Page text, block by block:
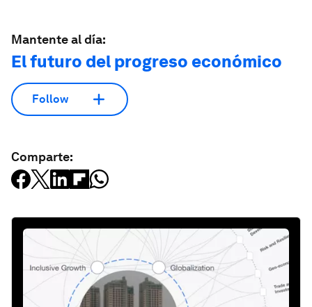
Mantente al día:
El futuro del progreso económico
Follow
Comparte: